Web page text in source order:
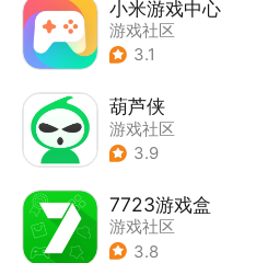
小米游戏中心
游戏社区
3.1
葫芦侠
游戏社区
3.9
7723游戏盒
游戏社区
3.8